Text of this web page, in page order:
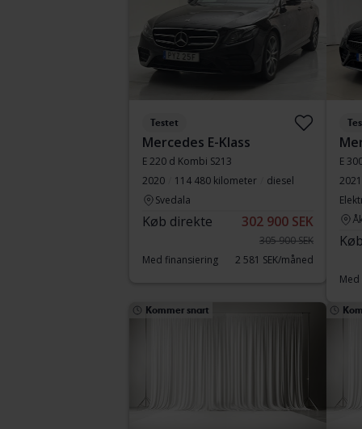
Testet
Mercedes E-Klass
E 220 d Kombi S213
2020
114 480 kilometer
diesel
Svedala
Køb direkte 302 900 SEK
305 900 SEK
Med finansiering
2 581 SEK/måned
E
2021
Kommer snart